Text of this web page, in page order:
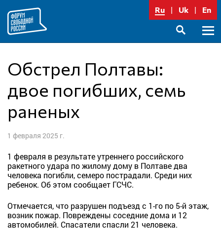
содержимому
Ru Uk En
Обстрел Полтавы:
двое погибших, семь
раненых
1 февраля 2025 г.
1 февраля в результате утреннего российского
ракетного удара по жилому дому в Полтаве два
человека погибли, семеро пострадали. Среди них
ребенок. Об этом сообщает ГСЧС.
Отмечается, что разрушен подъезд с 1-го по 5-й этаж,
возник пожар. Повреждены соседние дома и 12
автомобилей. Спасатели спасли 21 человека.